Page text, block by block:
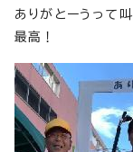
ありがとーうって
最高！